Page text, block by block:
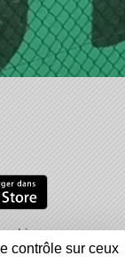
inapproprié
contrôle sur ceux